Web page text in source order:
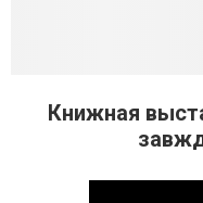
Книжная